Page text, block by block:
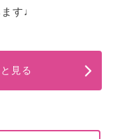
す♩
見る